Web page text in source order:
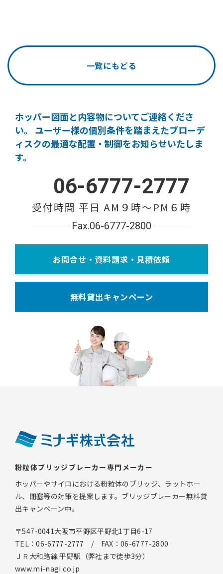
一覧にもどる
ホッパー図面と内容物についてご連絡くださ
い。
ユーザー様の個別条件を踏まえたブローデ
ィスクの最適な配置・制御をお知らせいたしま
す。
06-6777-2777
受付時間 平日 AM９時〜PM６時
Fax.06-6777-2800
お問合せ・資料請求・見積依頼
無料貸出キャンペーン
粉粒体ブリッジブレーカー専門メーカー
ホッパーやサイロにおける粉粒体のブリッジ、ラットホー
ル、閉塞等の対策を提案します。ブリッジブレーカー無料貸
出キャンペーン中。
〒547-0041大阪市平野区平野北1丁目6-17
TEL：06-6777-2777 / FAX：06-6777-2800
ＪＲ大和路線 平野駅（弊社まで徒歩3分）
www.mi-nagi.co.jp